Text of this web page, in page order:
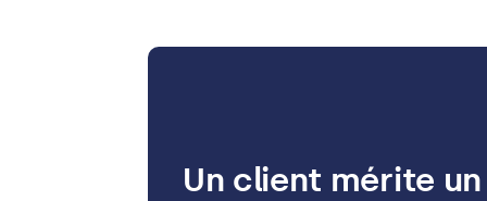
Un client mérite